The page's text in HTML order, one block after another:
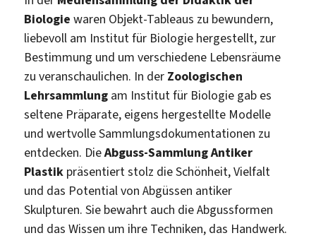
Biologie waren Objekt-Tableaus zu bewundern,
liebevoll am Institut für Biologie hergestellt, zur
Bestimmung und um verschiedene Lebensräume
zu veranschaulichen. In der Zoologischen
Lehrsammlung am Institut für Biologie gab es
seltene Präparate, eigens hergestellte Modelle
und wertvolle Sammlungsdokumentationen zu
entdecken. DieAbguss-Sammlung Antiker
Plastik präsentiert stolz die Schönheit, Vielfalt
und das Potential von Abgüssen antiker
Skulpturen. Sie bewahrt auch die Abgussformen
und das Wissen um ihre Techniken, das Handwerk.